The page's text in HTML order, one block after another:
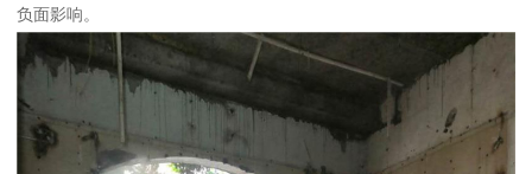
负面影响。